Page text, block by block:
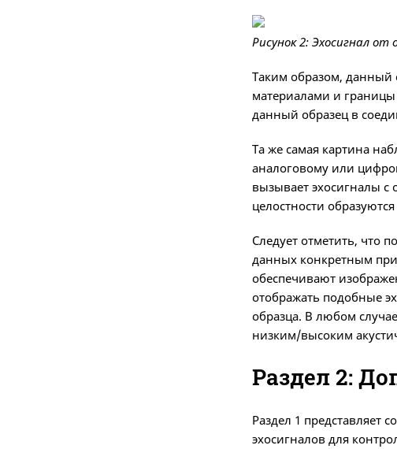
Рисунок 2: Эхосигнал
Таким образом, данный
материалами и
данный образец в
Та же самая картина
аналоговому или
вызывает эхосигналы
целостности
Следует отметить, что
данных конкретным
обеспечивают
отображать подобные
образца. В любом
низким/высоким
Раздел 2:
Раздел 1 представляет
эхосигналов для